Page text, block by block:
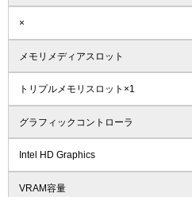
×
メモリメディアスロット
トリプルメモリスロット×1
グラフィックコントローラ
Intel HD Graphics
VRAM容量